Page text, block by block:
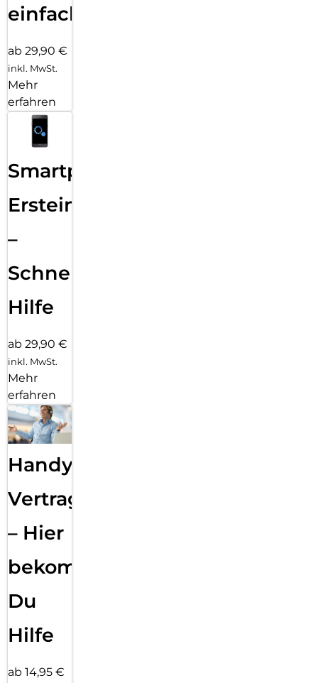
einfach
ab 29,90 €
inkl. MwSt.
Mehr
erfahren
Smartphone
Ersteinrichtung
–
Schnelle
Hilfe
ab 29,90 €
inkl. MwSt.
Mehr
erfahren
Handy
Vertragsabwicklung
– Hier
bekommst
Du
Hilfe
ab 14,95 €